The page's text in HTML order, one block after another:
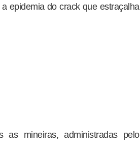
epidemia do crack que estraçalha
as mineiras, administradas pelo